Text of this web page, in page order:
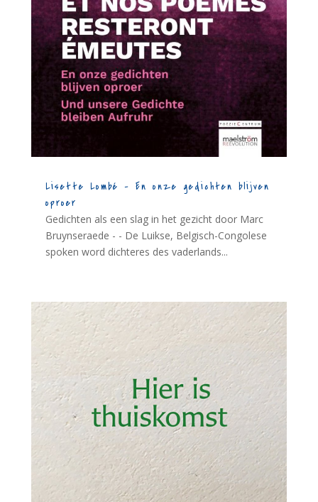
Lisette Lombé – En onze gedichten blijven
oproer
Gedichten als een slag in het gezicht door Marc
Bruynseraede - - De Luikse, Belgisch-Congolese
spoken word dichteres des vaderlands...